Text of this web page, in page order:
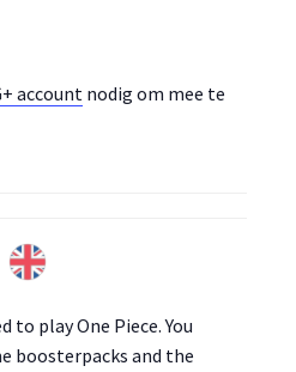
account nodig om mee te
to play One Piece. You
boosterpacks and the